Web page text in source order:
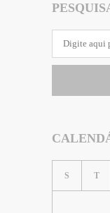
S T